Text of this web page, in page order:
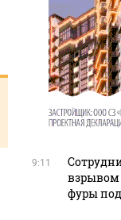
9:11
взрывом
фуры